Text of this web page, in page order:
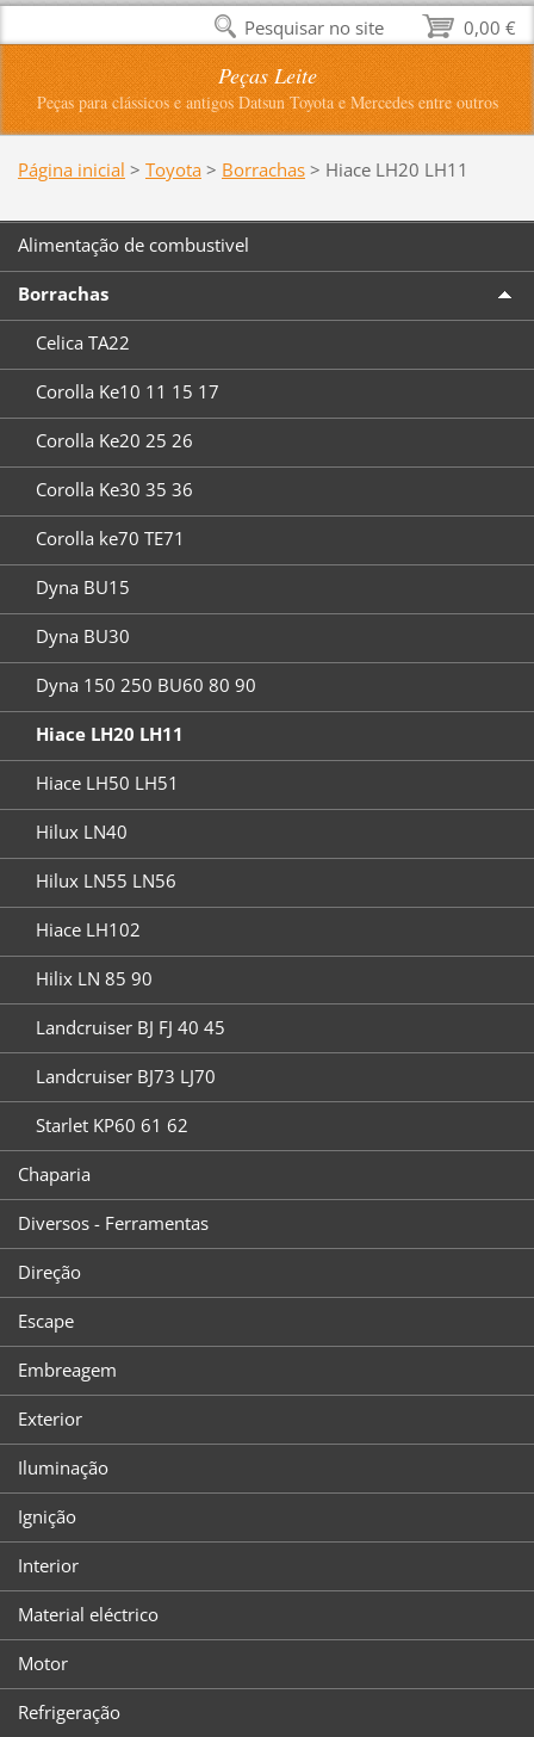
Peças Leite
Peças para clássicos e antigos Datsun Toyota e Mercedes entre outros
Página inicial > Toyota > Borrachas > Hiace LH20 LH11
Alimentação de combustivel
Borrachas
Celica TA22
Corolla Ke10 11 15 17
Corolla Ke20 25 26
Corolla Ke30 35 36
Corolla ke70 TE71
Dyna BU15
Dyna BU30
Dyna 150 250 BU60 80 90
Hiace LH20 LH11
Hiace LH50 LH51
Hilux LN40
Hilux LN55 LN56
Hiace LH102
Hilix LN 85 90
Landcruiser BJ FJ 40 45
Landcruiser BJ73 LJ70
Starlet KP60 61 62
Chaparia
Diversos - Ferramentas
Direção
Escape
Embreagem
Exterior
Iluminação
Ignição
Interior
Material eléctrico
Motor
Refrigeração
0,00 €
Pesquisar no site